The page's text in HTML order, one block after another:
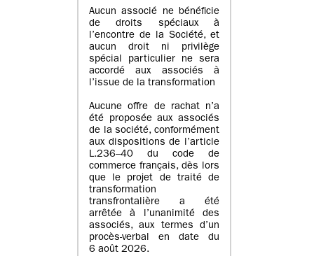
Aucun associé ne bénéficie
de droits spéciaux à
l’encontre de la Société, et
aucun droit ni privilège
spécial particulier ne sera
accordé aux associés à
l’issue de la transformation
Aucune offre de rachat n’a
été proposée aux associés
de la société, conformément
aux dispositions de l’article
L.236–40 du code de
commerce français, dès lors
que le projet de traité de
transformation
transfrontalière a été
arrêtée à l’unanimité des
associés, aux termes d’un
procès-verbal en date du
6 août 2026.